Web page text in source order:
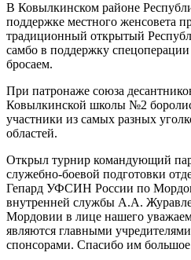
В Ковылкинском районе
поддержке местного женсовета
традиционный открытый
самбо в поддержку
бросаем.
При патронаже союза
Ковылкинской школы №2
участники из самых разных
областей.
Открыл турнир командующий
служебно-боевой подготовки
Гепард УФСИН России по
внутренней службы А.А.
Мордовии в лице нашего
являются главными
спонсорами. Спасибо им